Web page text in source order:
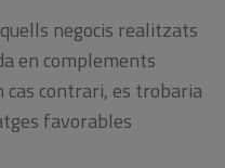
negocis realitzats
en complements
cas contrari, es trobaria
favorables